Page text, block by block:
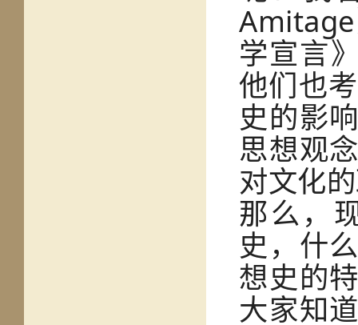
学宣言
他们也
史的影
思想观
对文化
那么，
史，什
想史的
大家知